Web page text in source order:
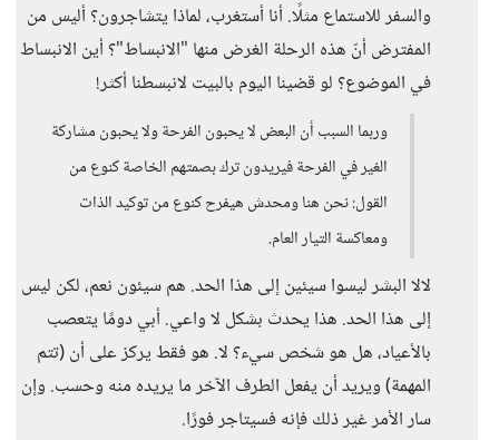
والسفر للاستماع مثلًا. أنا أستغرب، لماذا يتشاجرون؟ أليس من
المفترض أنّ هذه الرحلة الغرض منها "الانبساط"؟ أين الانبساط
في الموضوع؟ لو قضينا اليوم بالبيت لانبسطنا أكثر!
وربما السبب أن البعض لا يحبون الفرحة ولا يحبون مشاركة
الغير في الفرحة فيريدون ترك بصمتهم الخاصة كنوع من
القول: نحن هنا ومحدش هيفرح كنوع من توكيد الذات
ومعاكسة التيار العام.
لالا البشر ليسوا سيئين إلى هذا الحد. هم سيئون نعم، لكن ليس
إلى هذا الحد. هذا يحدث بشكل لا واعي. أبي دومًا يتعصب
بالأعياد، هل هو شخص سيء؟ لا. هو فقط يركز على أن (تتم
المهمة) ويريد أن يفعل الطرف الآخر ما يريده منه وحسب. وإن
سار الأمر غير ذلك فإنه فسيتاجر فورًا.